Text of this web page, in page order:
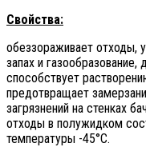
Свойства:
обеззораживает отходы,
запах и газообразование,
способствует
предотвращает
загрязнений на стенках
отходы в полужидком
температуры -45°С.